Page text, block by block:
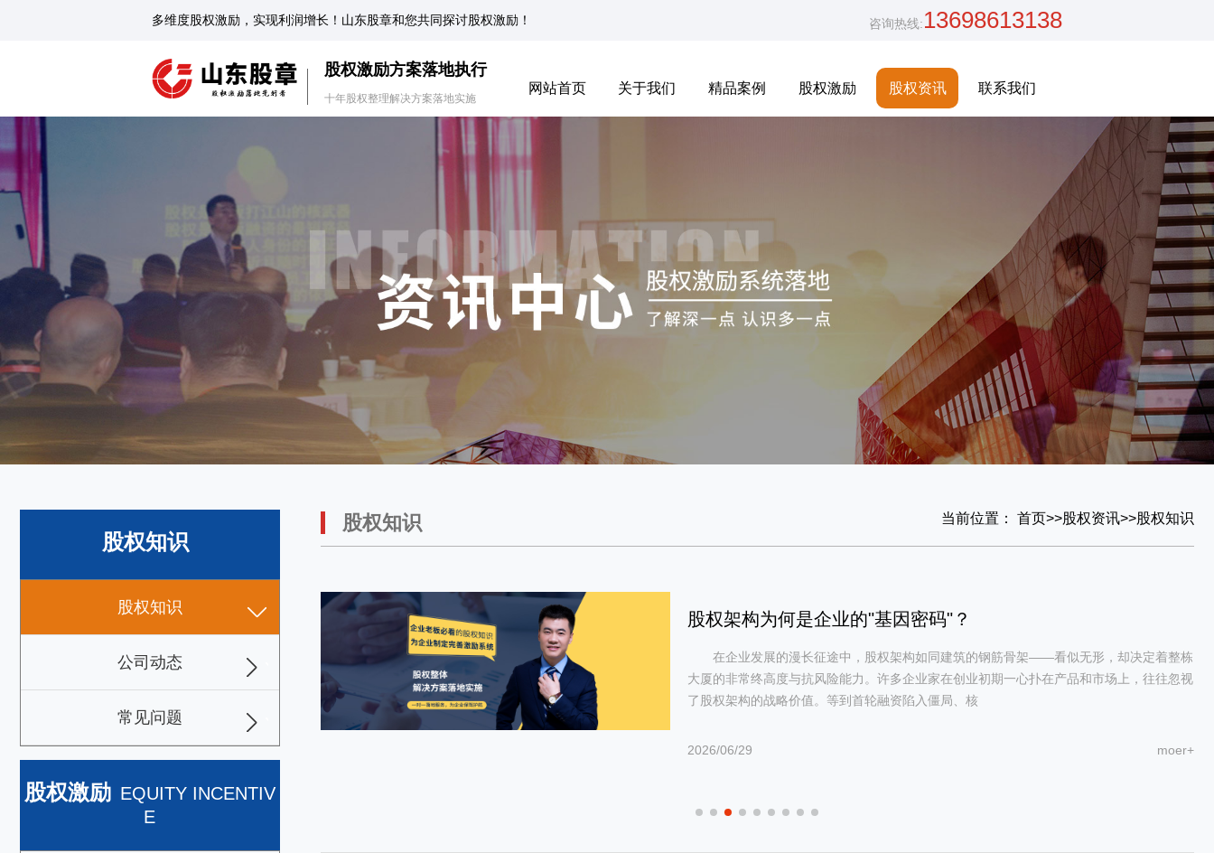
多维度股权激励，实现利润增长！山东股章和您共同探讨股权激励！ 咨询热线:13698613138
股权激励方案落地执行
十年股权整理解决方案落地实施
网站首页 关于我们 精品案例 股权激励 股权资讯 联系我们
股权知识
股权知识
公司动态
常见问题
股权激励 EQUITY INCENTIV
E
股权知识 当前位置： 首页>>股权资讯>>股权知识
，只有阶段目的
展的公司从创立到成熟，划分为十二个典型阶段。
原则是：用当前非常经济的架构，解决当前非常核
moer+
股权架构为何是企业的"基因密码"？
在企业发展的漫长征途中，股权架构如同建筑的钢筋骨架——看似无形，却决定着整栋
大厦的非常终高度与抗风险能力。许多企业家在创业初期一心扑在产品和市场上，往往忽视
了股权架构的战略价值。等到首轮融资陷入僵局、核
2026/06/29 moer+